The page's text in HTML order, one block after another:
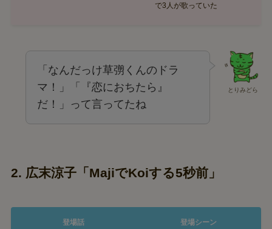
で3人が歌っていた
とりみどら
「なんだっけ草彅くんのドラ
マ！」「『恋におちたら』
だ！」って言ってたね
2. 広末涼子「MajiでKoiする5秒前」
登場話 登場シーン